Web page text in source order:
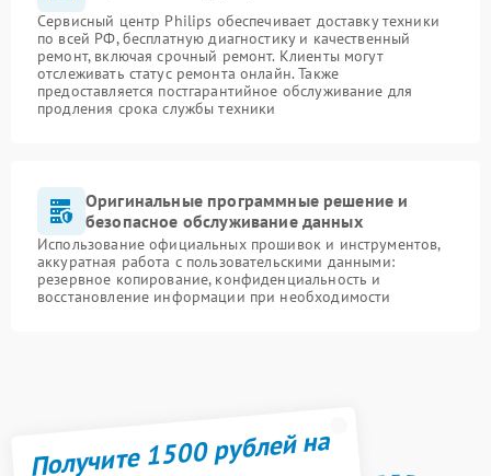
Сервисный центр Philips обеспечивает доставку техники
по всей РФ, бесплатную диагностику и качественный
ремонт, включая срочный ремонт. Клиенты могут
отслеживать статус ремонта онлайн. Также
предоставляется постгарантийное обслуживание для
продления срока службы техники
Оригинальные программные решение и
безопасное обслуживание данных
Использование официальных прошивок и инструментов,
аккуратная работа с пользовательскими данными:
резервное копирование, конфиденциальность и
восстановление информации при необходимости
Получите 1500 рублей на